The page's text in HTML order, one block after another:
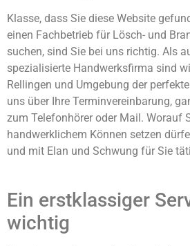
Klasse, dass Sie diese Website
einen Fachbetrieb für Lösch- und
suchen, sind Sie bei uns richtig. Als
spezialisierte Handwerksfirma sind
Rellingen und Umgebung der
uns über Ihre Terminvereinbarung,
zum Telefonhörer oder Mail. Worauf
handwerklichem Können setzen
und mit Elan und Schwung für Sie
Ein erstklassiger
wichtig